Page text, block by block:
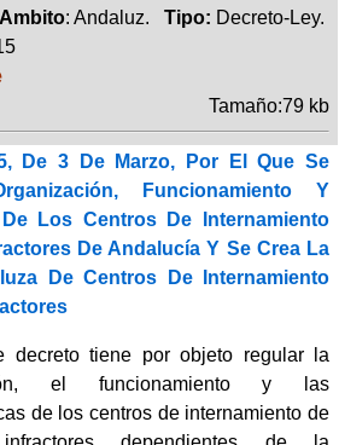
Ambito: Andaluz. Tipo: Decreto-Ley.
Tamaño:79 kb
De 3 De Marzo, Por El Que Se
Funcionamiento Y
Los Centros De Internamiento
De Andalucía Y Se Crea La
De Centros De Internamiento
decreto tiene por objeto regular la
el funcionamiento y las
de los centros de internamiento de